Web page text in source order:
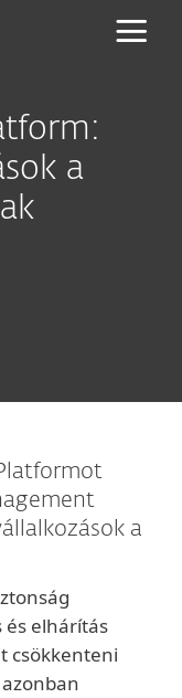
a
Platformot
a
és elhárítás
csökkenteni